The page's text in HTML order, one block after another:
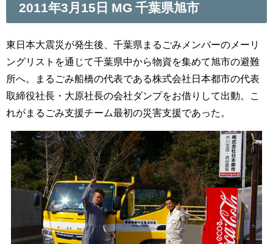
2011年3月15日 MG 千葉県旭市
東日本大震災が発生後、千葉県まるごみメンバーのメーリ
ングリストを通じて千葉県中から物資を集めて旭市の避難
所へ。まるごみ船橋の代表である株式会社日本都市の代表
取締役社長・大原社長の会社ダンプをお借りして出動。こ
れがまるごみ支援チーム最初の災害支援であった。